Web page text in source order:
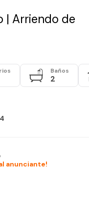
| Arriendo de
Baños
2
anunciante!